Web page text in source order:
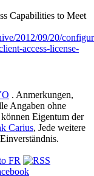
Capabilities to Meet
2012/09/20/
access-license-
. Anmerkungen,
Angaben ohne
Eigentum der
Carius, Jede weitere